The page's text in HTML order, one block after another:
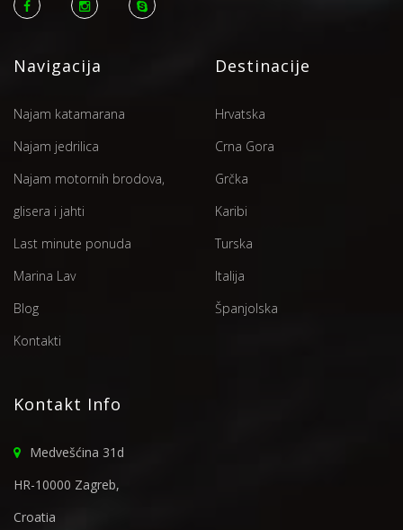
Navigacija
Najam katamarana
Najam jedrilica
Najam motornih brodova,
glisera i jahti
Last minute ponuda
Marina Lav
Blog
Kontakti
Destinacije
Hrvatska
Crna Gora
Grčka
Karibi
Turska
Italija
Španjolska
Kontakt Info
Medvešćina 31d
HR-10000 Zagreb,
Croatia